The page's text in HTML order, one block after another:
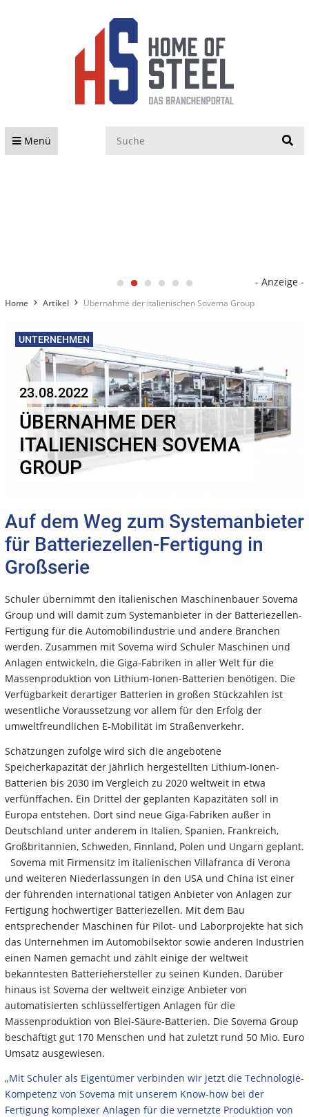
Menü
- Anzeige -
Home Artikel Übernahme der italienischen Sovema Group
UNTERNEHMEN
23.08.2022
ÜBERNAHME DER
ITALIENISCHEN SOVEMA
GROUP
Auf dem Weg zum Systemanbieter
für Batteriezellen-Fertigung in
Großserie
Schuler übernimmt den italienischen Maschinenbauer Sovema
Group und will damit zum Systemanbieter in der Batteriezellen-
Fertigung für die Automobilindustrie und andere Branchen
werden. Zusammen mit Sovema wird Schuler Maschinen und
Anlagen entwickeln, die Giga-Fabriken in aller Welt für die
Massenproduktion von Lithium-Ionen-Batterien benötigen. Die
Verfügbarkeit derartiger Batterien in großen Stückzahlen ist
wesentliche Voraussetzung vor allem für den Erfolg der
umweltfreundlichen E-Mobilität im Straßenverkehr.
Schätzungen zufolge wird sich die angebotene
Speicherkapazität der jährlich hergestellten Lithium-Ionen-
Batterien bis 2030 im Vergleich zu 2020 weltweit in etwa
verfünffachen. Ein Drittel der geplanten Kapazitäten soll in
Europa entstehen. Dort sind neue Giga-Fabriken außer in
Deutschland unter anderem in Italien, Spanien, Frankreich,
Großbritannien, Schweden, Finnland, Polen und Ungarn geplant.
Sovema mit Firmensitz im italienischen Villafranca di Verona
und weiteren Niederlassungen in den USA und China ist einer
der führenden international tätigen Anbieter von Anlagen zur
Fertigung hochwertiger Batteriezellen. Mit dem Bau
entsprechender Maschinen für Pilot- und Laborprojekte hat sich
das Unternehmen im Automobilsektor sowie anderen Industrien
einen Namen gemacht und zählt einige der weltweit
bekanntesten Batteriehersteller zu seinen Kunden. Darüber
hinaus ist Sovema der weltweit einzige Anbieter von
automatisierten schlüsselfertigen Anlagen für die
Massenproduktion von Blei-Säure-Batterien. Die Sovema Group
beschäftigt gut 170 Menschen und hat zuletzt rund 50 Mio. Euro
Umsatz ausgewiesen.
„Mit Schuler als Eigentümer verbinden wir jetzt die Technologie-
Kompetenz von Sovema mit unserem Know-how bei der
Fertigung komplexer Anlagen für die vernetzte Produktion von